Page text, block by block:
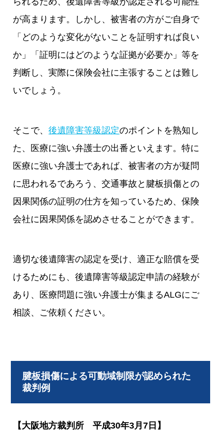
が高まります。しかし、被害者の方がご自身で
「どのような変化がないことを証明すれば良い
か」「証明にはどのような証拠が必要か」等を
判断し、実際に保険会社に主張することは難し
いでしょう。
そこで、後遺障害等級認定のポイントを熟知し
た、医療に強い弁護士の出番といえます。特に
医療に強い弁護士であれば、被害者の方が疑問
に思われるであろう、交通事故と腱板損傷との
因果関係の証明の仕方を知っているため、保険
会社に因果関係を認めさせることができます。
適切な後遺障害の認定を受け、適正な賠償を受
けるためにも、後遺障害等級認定申請の経験が
あり、医療問題に強い弁護士が集まるALGにご
相談、ご依頼ください。
腱板損傷による可動域制限が認められた
裁判例
【大阪地方裁判所 平成30年3月7日】